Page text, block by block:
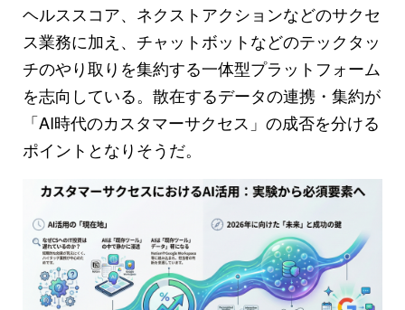
ヘルススコア、ネクストアクションなどのサクセ
ス業務に加え、チャットボットなどのテックタッ
チのやり取りを集約する一体型プラットフォーム
を志向している。散在するデータの連携・集約が
「AI時代のカスタマーサクセス」の成否を分ける
ポイントとなりそうだ。